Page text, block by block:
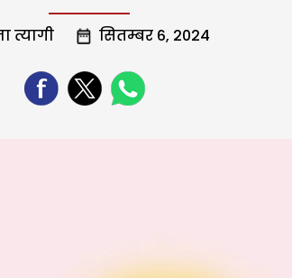
त्यागी सितम्बर 6, 2024